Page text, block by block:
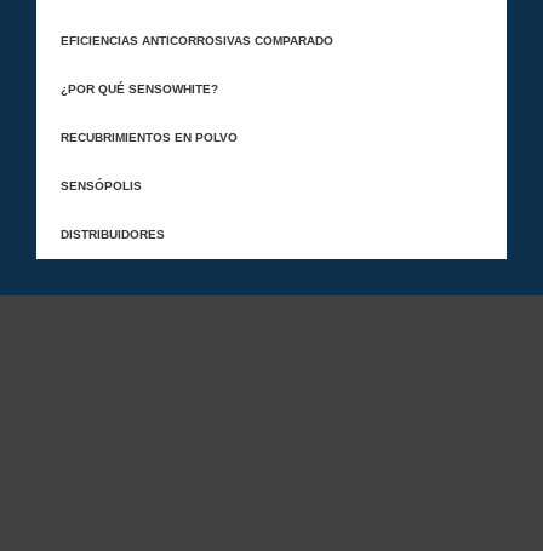
EFICIENCIAS ANTICORROSIVAS COMPARADO
¿POR QUÉ SENSOWHITE?
RECUBRIMIENTOS EN POLVO
SENSÓPOLIS
DISTRIBUIDORES